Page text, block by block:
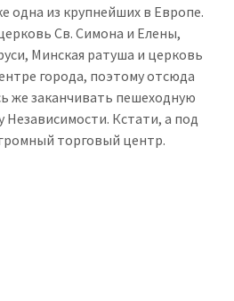
одна из крупнейших в Европе.
Св. Симона и Елены,
Минская ратуша и церковь
города, поэтому отсюда
же заканчивать пешеходную
Независимости. Кстати, а под
торговый центр.